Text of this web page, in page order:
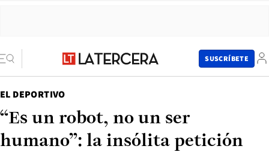
SUSCRÍBETE
EL DEPORTIVO
“Es un robot, no un ser
humano”: la insólita petición